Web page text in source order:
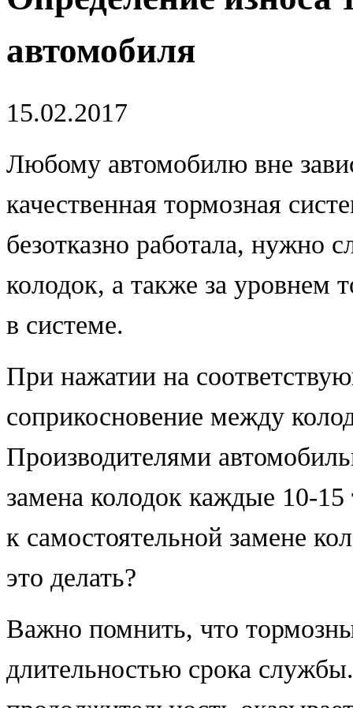
автомобиля
15.02.2017
Любому автомобилю вне
качественная тормозная
безотказно работала, нужно
колодок, а также за уровнем
в системе.
При нажатии на
соприкосновение между
Производителями
замена колодок каждые 10-
к самостоятельной замене
это делать?
Важно помнить, что
длительностью срока